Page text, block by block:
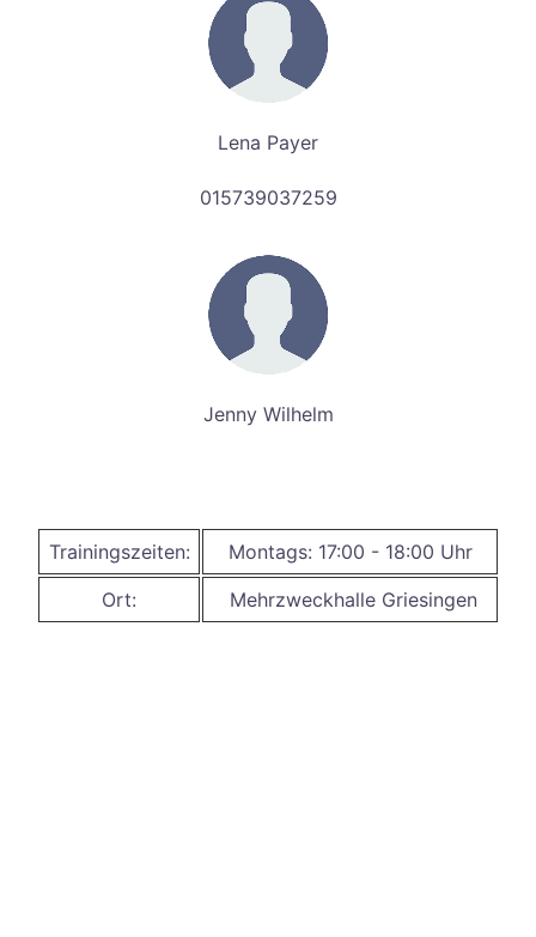
Lena Payer
015739037259
Jenny Wilhelm
Trainingszeiten:
Montags: 17:00 - 18:00 Uhr
Ort:
Mehrzweckhalle Griesingen